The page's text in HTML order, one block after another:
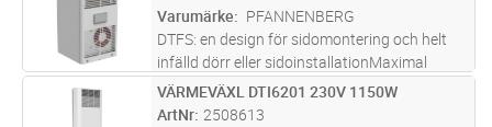
driftkostnaderEnergisparlägen ingår som
standard...läs mer
Varumärke
PFANNENBERG
DTFS: en design för sidomontering och helt
infälld dörr eller sidoinstallationMaximal
energieffektivitet för betydande
energibesparingar och minskade
ST Lägg i kundvagn
VÄRMEVÄXL DTI6201 230V 1150W
ArtNr 2508613